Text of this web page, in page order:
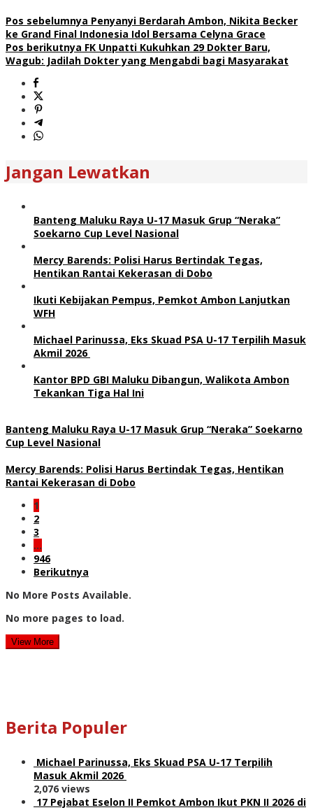
Pos sebelumnya Penyanyi Berdarah Ambon, Nikita Becker
ke Grand Final Indonesia Idol Bersama Celyna Grace
Pos berikutnya FK Unpatti Kukuhkan 29 Dokter Baru,
Wagub: Jadilah Dokter yang Mengabdi bagi Masyarakat
Jangan Lewatkan
Banteng Maluku Raya U-17 Masuk Grup “Neraka”
Soekarno Cup Level Nasional
Mercy Barends: Polisi Harus Bertindak Tegas,
Hentikan Rantai Kekerasan di Dobo
Ikuti Kebijakan Pempus, Pemkot Ambon Lanjutkan
WFH
Michael Parinussa, Eks Skuad PSA U-17 Terpilih Masuk
Akmil 2026
Kantor BPD GBI Maluku Dibangun, Walikota Ambon
Tekankan Tiga Hal Ini
Banteng Maluku Raya U-17 Masuk Grup “Neraka” Soekarno
Cup Level Nasional
Mercy Barends: Polisi Harus Bertindak Tegas, Hentikan
Rantai Kekerasan di Dobo
1
2
3
…
946
Berikutnya
No More Posts Available.
No more pages to load.
View More
Berita Populer
Michael Parinussa, Eks Skuad PSA U-17 Terpilih
Masuk Akmil 2026
2,076 views
17 Pejabat Eselon II Pemkot Ambon Ikut PKN II 2026 di